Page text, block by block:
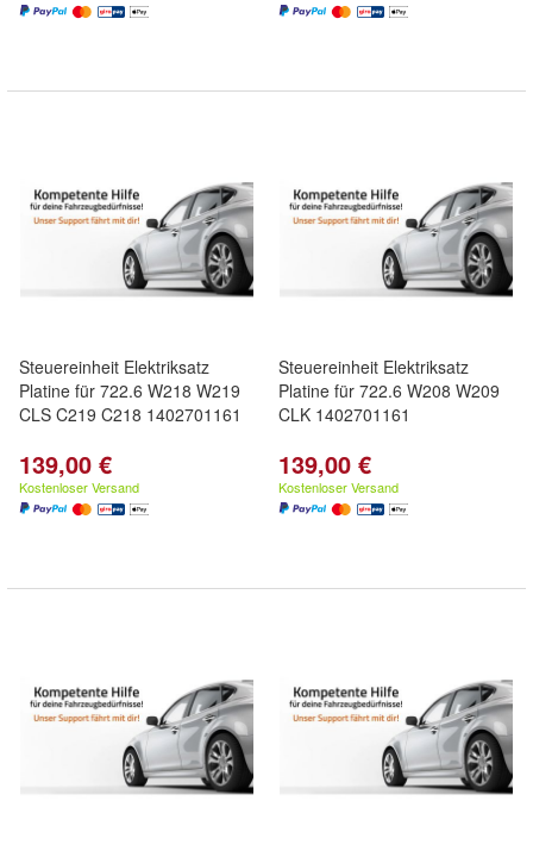
Steuereinheit Elektriksatz
Platine für 722.6 W218 W219
CLS C219 C218 1402701161
139,00 €
Kostenloser Versand
Steuereinheit Elektriksatz
Platine für 722.6 W208 W209
CLK 1402701161
139,00 €
Kostenloser Versand